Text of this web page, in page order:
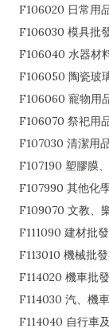
F106020 日常用
F106030 模具批
F106040 水器材
F106050 陶瓷玻
F106060 寵物用
F106070 祭祀用
F107030 清潔用
F107190 塑膠膜
F107990 其他化
F109070 文教、
F111090 建材批
F113010 機械批
F114020 機車批
F114030 汽、機
F114040 自行車